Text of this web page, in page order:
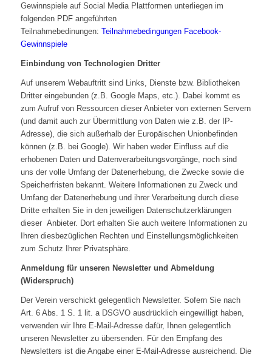
Gewinnspiele auf Social Media Plattformen unterliegen im
folgenden PDF angeführten
Teilnahmebedinungen: Teilnahmebedingungen Facebook-
Gewinnspiele
Einbindung von Technologien Dritter
Auf unserem Webauftritt sind Links, Dienste bzw. Bibliotheken
Dritter eingebunden (z.B. Google Maps, etc.). Dabei kommt es
zum Aufruf von Ressourcen dieser Anbieter von externen Servern
(und damit auch zur Übermittlung von Daten wie z.B. der IP-
Adresse), die sich außerhalb der Europäischen Unionbefinden
können (z.B. bei Google). Wir haben weder Einfluss auf die
erhobenen Daten und Datenverarbeitungsvorgänge, noch sind
uns der volle Umfang der Datenerhebung, die Zwecke sowie die
Speicherfristen bekannt. Weitere Informationen zu Zweck und
Umfang der Datenerhebung und ihrer Verarbeitung durch diese
Dritte erhalten Sie in den jeweiligen Datenschutzerklärungen
dieser Anbieter. Dort erhalten Sie auch weitere Informationen zu
Ihren diesbezüglichen Rechten und Einstellungsmöglichkeiten
zum Schutz Ihrer Privatsphäre.
Anmeldung für unseren Newsletter und Abmeldung
(Widerspruch)
Der Verein verschickt gelegentlich Newsletter. Sofern Sie nach
Art. 6 Abs. 1 S. 1 lit. a DSGVO ausdrücklich eingewilligt haben,
verwenden wir Ihre E-Mail-Adresse dafür, Ihnen gelegentlich
unseren Newsletter zu übersenden. Für den Empfang des
Newsletters ist die Angabe einer E-Mail-Adresse ausreichend. Die